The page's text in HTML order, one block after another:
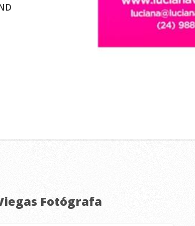
Fotógrafa